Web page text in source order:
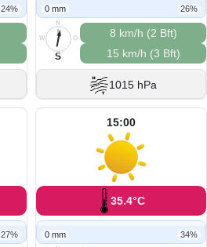
24% 0 mm 26%
N
O
S
W
S
8 km/h (2 Bft)
15 km/h (3 Bft)
1015 hPa
27%
15:00
35.4°C
0 mm 34%